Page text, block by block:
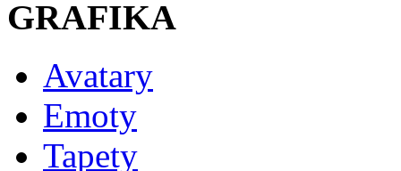
GRAFIKA
Avatary
Emoty
Tapety